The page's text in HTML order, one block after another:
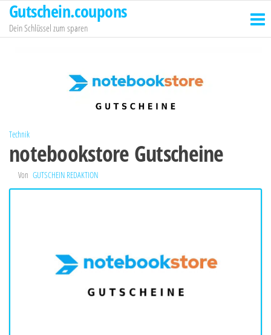
Zum
Inhalt
springen
Gutschein.coupons
Dein Schlüssel zum sparen
Technik
notebookstore Gutscheine
Von GUTSCHEIN REDAKTION